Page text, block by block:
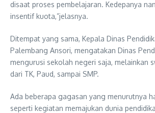
disaat proses pembelajaran. Kedepanya
insentif kuota,”jelasnya.
Ditempat yang sama, Kepala Dinas
Palembang Ansori, mengatakan Dinas
mengurusi sekolah negeri saja, melainkan
dari TK, Paud, sampai SMP.
Ada beberapa gagasan yang menurutnya
seperti kegiatan memajukan dunia